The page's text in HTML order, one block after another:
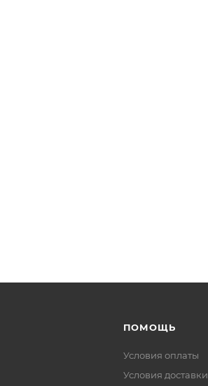
ПОМОЩЬ
Условия оплаты
Условия доставки